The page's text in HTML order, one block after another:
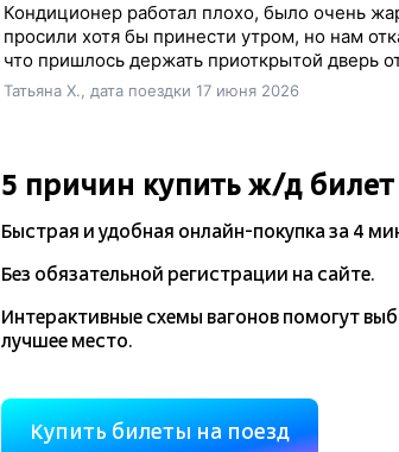
Кондиционер работал плохо, было очень
просили хотя бы принести утром, но нам
что пришлось держать приоткрытой дверь
Татьяна Х., дата поездки 17 июня 2026
5 причин купить ж/дбилет
Быстрая и удобная онлайн-покупказа 4
Без обязательной регистрации на сайте.
Интерактивные схемы вагонов помогут
лучшее место.
Купить билеты на поезд